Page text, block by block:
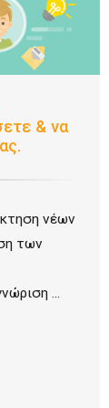
& να
νέων
των
...